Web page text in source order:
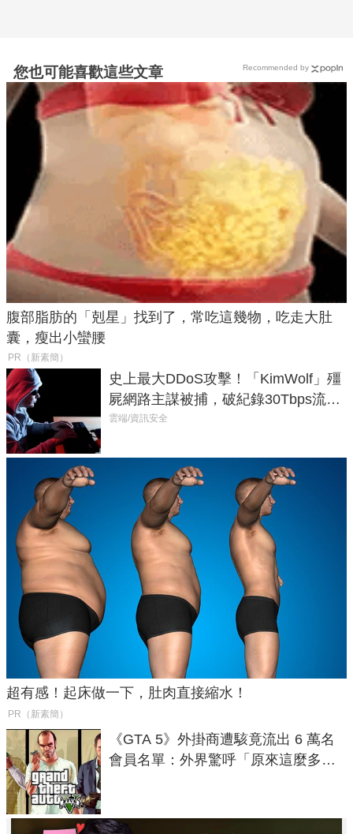
您也可能喜歡這些文章
腹部脂肪的「剋星」找到了，常吃這幾物，吃走大肚
囊，瘦出小蠻腰
PR（新素簡）
史上最大DDoS攻擊！「KimWolf」殭
屍網路主謀被捕，破紀錄30Tbps流量
癱瘓全球！
雲端/資訊安全
超有感！起床做一下，肚肉直接縮水！
PR（新素簡）
《GTA 5》外掛商遭駭竟流出 6 萬名
會員名單：外界驚呼「原來這麼多人
Recommended by